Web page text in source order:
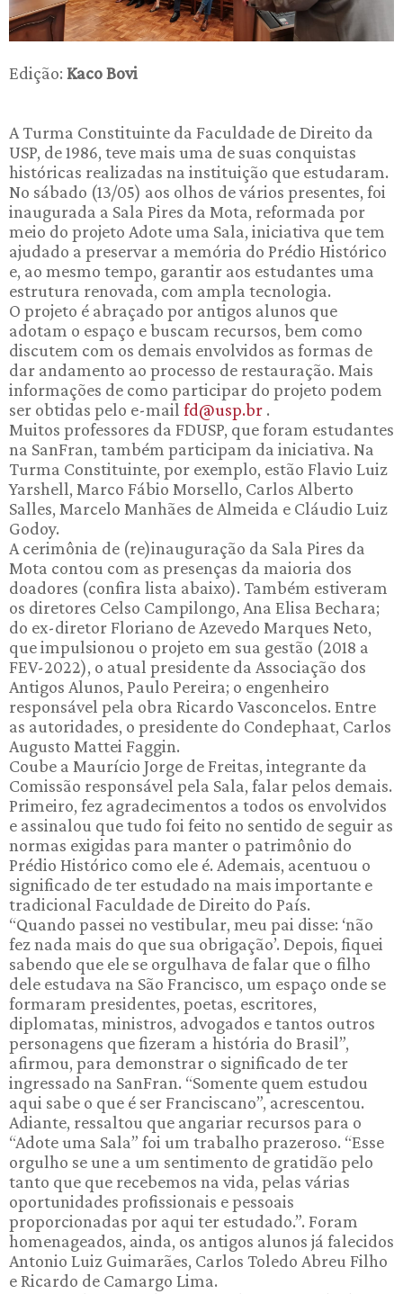
Edição: Kaco Bovi
A Turma Constituinte da Faculdade de Direito da
USP, de 1986, teve mais uma de suas conquistas
históricas realizadas na instituição que estudaram.
No sábado (13/05) aos olhos de vários presentes, foi
inaugurada a Sala Pires da Mota, reformada por
meio do projeto Adote uma Sala, iniciativa que tem
ajudado a preservar a memória do Prédio Histórico
e, ao mesmo tempo, garantir aos estudantes uma
estrutura renovada, com ampla tecnologia.
O projeto é abraçado por antigos alunos que
adotam o espaço e buscam recursos, bem como
discutem com os demais envolvidos as formas de
dar andamento ao processo de restauração. Mais
informações de como participar do projeto podem
ser obtidas pelo e-mail fd@usp.br .
Muitos professores da FDUSP, que foram estudantes
na SanFran, também participam da iniciativa. Na
Turma Constituinte, por exemplo, estão Flavio Luiz
Yarshell, Marco Fábio Morsello, Carlos Alberto
Salles, Marcelo Manhães de Almeida e Cláudio Luiz
Godoy.
A cerimônia de (re)inauguração da Sala Pires da
Mota contou com as presenças da maioria dos
doadores (confira lista abaixo). Também estiveram
os diretores Celso Campilongo, Ana Elisa Bechara;
do ex-diretor Floriano de Azevedo Marques Neto,
que impulsionou o projeto em sua gestão (2018 a
FEV-2022), o atual presidente da Associação dos
Antigos Alunos, Paulo Pereira; o engenheiro
responsável pela obra Ricardo Vasconcelos. Entre
as autoridades, o presidente do Condephaat, Carlos
Augusto Mattei Faggin.
Coube a Maurício Jorge de Freitas, integrante da
Comissão responsável pela Sala, falar pelos demais.
Primeiro, fez agradecimentos a todos os envolvidos
e assinalou que tudo foi feito no sentido de seguir as
normas exigidas para manter o patrimônio do
Prédio Histórico como ele é. Ademais, acentuou o
significado de ter estudado na mais importante e
tradicional Faculdade de Direito do País.
“Quando passei no vestibular, meu pai disse: ‘não
fez nada mais do que sua obrigação’. Depois, fiquei
sabendo que ele se orgulhava de falar que o filho
dele estudava na São Francisco, um espaço onde se
formaram presidentes, poetas, escritores,
diplomatas, ministros, advogados e tantos outros
personagens que fizeram a história do Brasil”,
afirmou, para demonstrar o significado de ter
ingressado na SanFran. “Somente quem estudou
aqui sabe o que é ser Franciscano”, acrescentou.
Adiante, ressaltou que angariar recursos para o
“Adote uma Sala” foi um trabalho prazeroso. “Esse
orgulho se une a um sentimento de gratidão pelo
tanto que que recebemos na vida, pelas várias
oportunidades profissionais e pessoais
proporcionadas por aqui ter estudado.”. Foram
homenageados, ainda, os antigos alunos já falecidos
Antonio Luiz Guimarães, Carlos Toledo Abreu Filho
e Ricardo de Camargo Lima.